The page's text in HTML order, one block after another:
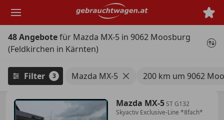
Hauptinhalt
48 Angebotefür Mazda MX-5 in 9062 Moosburg
(Feldkirchen in Kärnten)
Filter 3 Mazda MX-5 200 km um 9062
Mazda MX-5ST G132
Skyactiv Exclusive-Line *8fach*